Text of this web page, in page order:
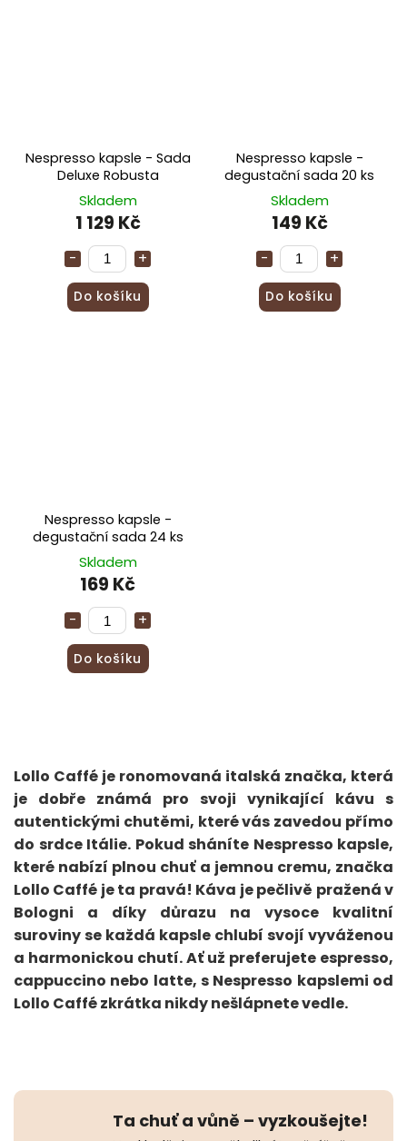
Nespresso kapsle - Sada
Deluxe Robusta
Skladem
1 129 Kč
Do košíku
Nespresso kapsle -
degustační sada 20 ks
Skladem
149 Kč
Do košíku
Nespresso kapsle -
degustační sada 24 ks
Skladem
169 Kč
Do košíku
Lollo Caffé je ronomovaná italská značka, která
je dobře známá pro svoji vynikající kávu s
autentickými chutěmi, které vás zavedou přímo
do srdce Itálie. Pokud sháníte Nespresso kapsle,
které nabízí plnou chuť a jemnou cremu, značka
Lollo Caffé je ta pravá! Káva je pečlivě pražená v
Bologni a díky důrazu na vysoce kvalitní
suroviny se každá kapsle chlubí svojí vyváženou
a harmonickou chutí. Ať už preferujete espresso,
cappuccino nebo latte, s Nespresso kapslemi od
Lollo Caffé zkrátka nikdy nešlápnete vedle.
Ta chuť a vůně – vyzkoušejte!